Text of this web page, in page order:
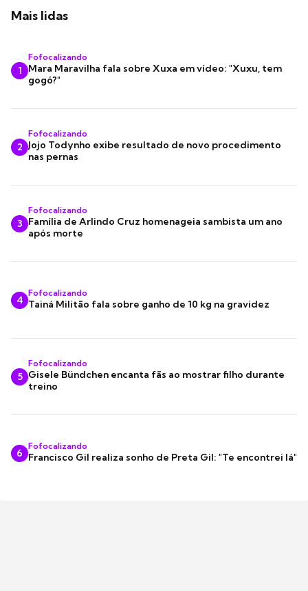
Mais lidas
1
Fofocalizando
Mara Maravilha fala sobre Xuxa em vídeo: "Xuxu, tem
gogó?"
2
Fofocalizando
Jojo Todynho exibe resultado de novo procedimento
nas pernas
3
Fofocalizando
Família de Arlindo Cruz homenageia sambista um ano
após morte
4
Fofocalizando
Tainá Militão fala sobre ganho de 10 kg na gravidez
5
Fofocalizando
Gisele Bündchen encanta fãs ao mostrar filho durante
treino
6
Fofocalizando
Francisco Gil realiza sonho de Preta Gil: "Te encontrei lá"